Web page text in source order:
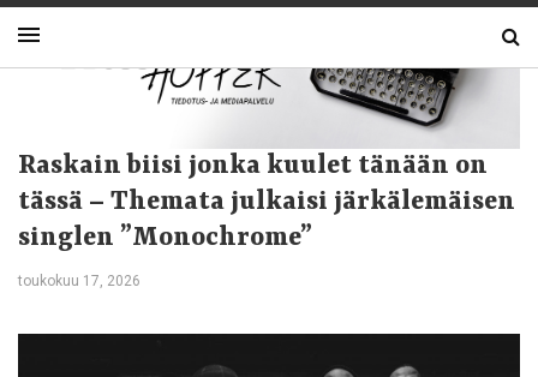
Raskain biisi jonka kuulet tänään on
tässä – Themata julkaisi järkälemäisen
singlen ”Monochrome”
toukokuu 17, 2026